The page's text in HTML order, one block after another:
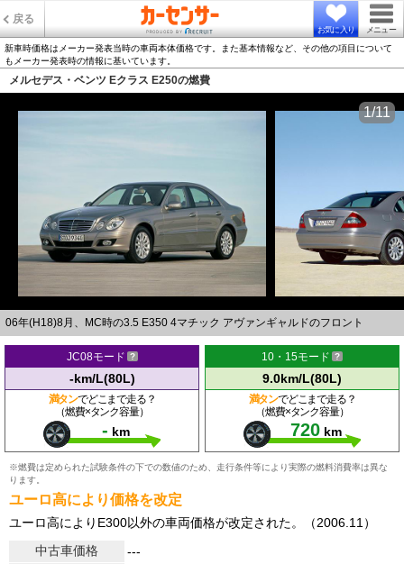
戻る
お気に入り メニュー
新車時価格はメーカー発表当時の車両本体価格です。また基本情報など、その他の項目について
もメーカー発表時の情報に基いています。
メルセデス・ベンツ Eクラス E250の燃費
06年(H18)8月、MC時の3.5 E350 4マチック アヴァンギャルドのフロント
1/11
JC08モード
-km/L(80L)
満タンでどこまで走る？
（燃費×タンク容量）
- km
10・15モード
9.0km/L(80L)
満タンでどこまで走る？
（燃費×タンク容量）
720 km
※燃費は定められた試験条件の下での数値のため、走行条件等により実際の燃料消費率は異な
ります。
ユーロ高により価格を改定
ユーロ高によりE300以外の車両価格が改定された。（2006.11）
中古車価格
---